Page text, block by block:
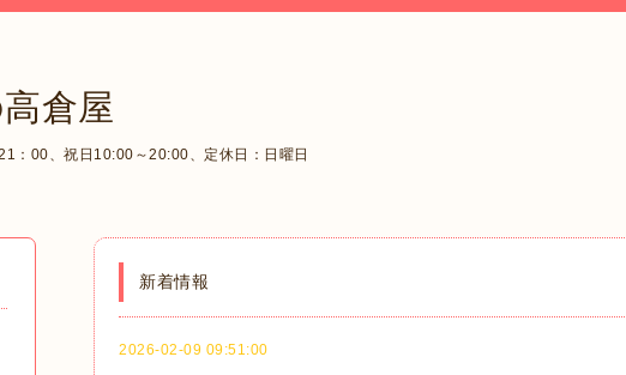
倉屋
：00、祝日10:00～20:00、定休日：日曜日
新着情報
2026-02-09 09:51:00